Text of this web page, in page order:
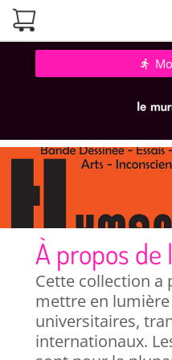
directions_run
À propos de
Cette collection a
mettre en
universitaires,
internationaux.